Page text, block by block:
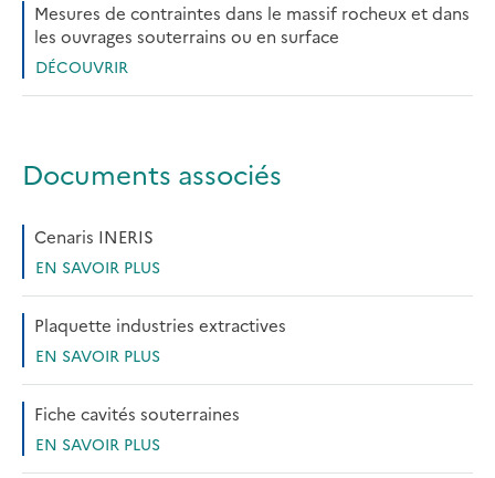
Mesures de contraintes dans le massif rocheux et dans
les ouvrages souterrains ou en surface
DÉCOUVRIR
Documents associés
Cenaris INERIS
EN SAVOIR PLUS
Plaquette industries extractives
EN SAVOIR PLUS
Fiche cavités souterraines
EN SAVOIR PLUS